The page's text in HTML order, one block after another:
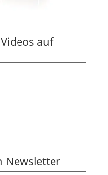
auf
Newsletter